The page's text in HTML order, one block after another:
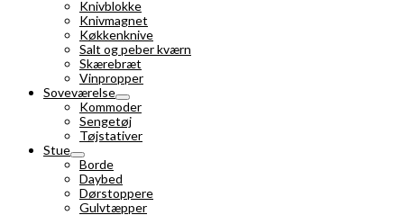
Knivblokke
Knivmagnet
Køkkenknive
Salt og peber kværn
Skærebræt
Vinpropper
Soveværelse
Kommoder
Sengetøj
Tøjstativer
Stue
Borde
Daybed
Dørstoppere
Gulvtæpper